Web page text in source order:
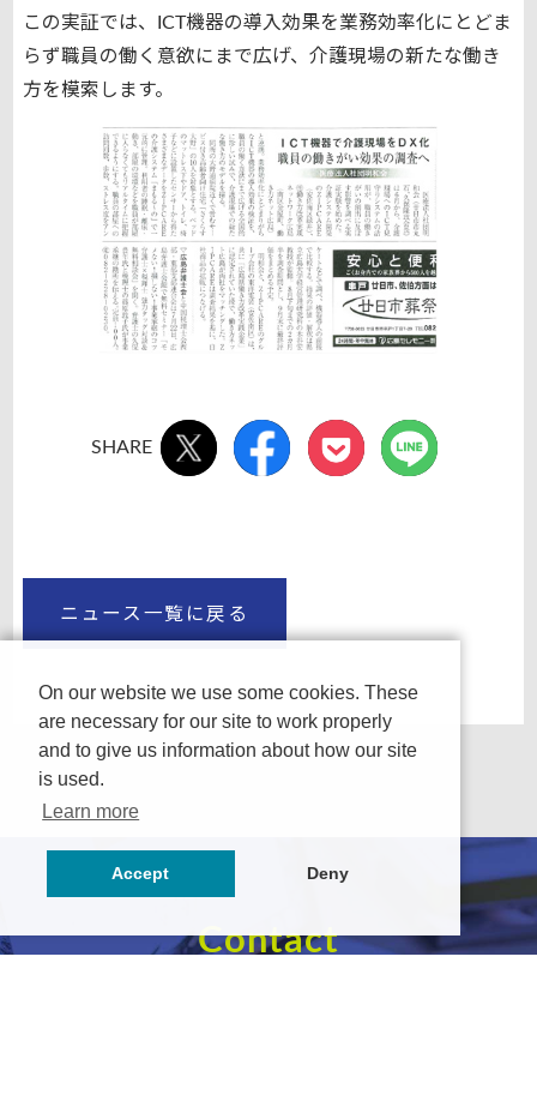
この実証では、ICT機器の導入効果を業務効率化にとどま
らず職員の働く意欲にまで広げ、介護現場の新たな働き
方を模索します。
SHARE
ニュース一覧に戻る
Contact
On our website we use some cookies. These
are necessary for our site to work properly
and to give us information about how our site
is used.
Learn more
Deny
Accept